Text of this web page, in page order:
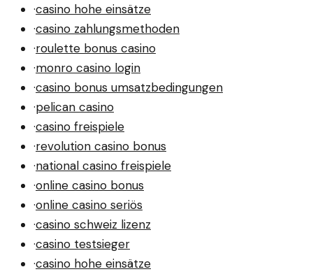
·casino hohe einsätze
·casino zahlungsmethoden
·roulette bonus casino
·monro casino login
·casino bonus umsatzbedingungen
·pelican casino
·casino freispiele
·revolution casino bonus
·national casino freispiele
·online casino bonus
·online casino seriös
·casino schweiz lizenz
·casino testsieger
·casino hohe einsätze